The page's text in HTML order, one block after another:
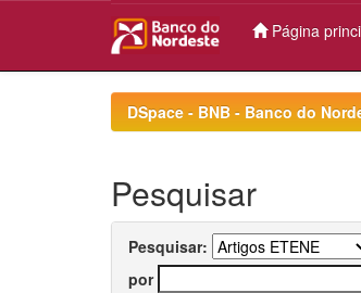
Página
DSpace - BNB - Banco do
Pesquisar
Pesquisar:
por